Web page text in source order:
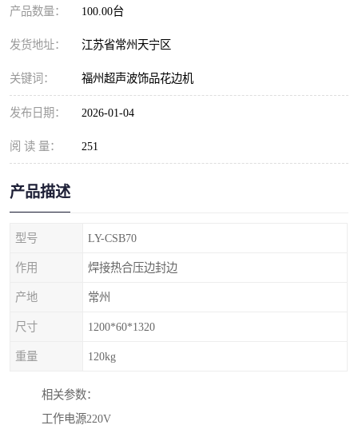
产品数量： 100.00台
发货地址： 江苏省常州天宁区
关键词： 福州超声波饰品花边机
发布日期： 2026-01-04
阅 读 量： 251
产品描述
型号 LY-CSB70
作用 焊接热合压边封边
产地 常州
尺寸 1200*60*1320
重量 120kg
相关参数：
工作电源220V